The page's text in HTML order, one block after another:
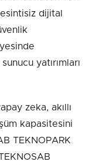
dijital
yatırımları
zeka, akıllı
kapasitesini
TEKNOPARK